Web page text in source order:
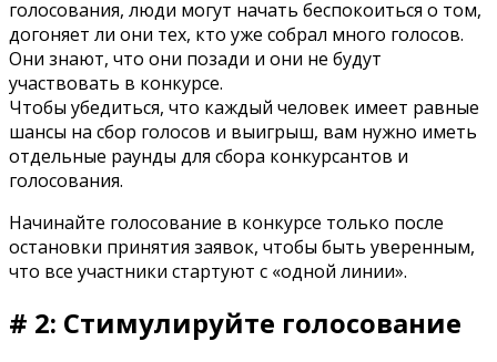
голосования, люди могут начать беспокоиться о том,
догоняет ли они тех, кто уже собрал много голосов.
Они знают, что они позади и они не будут
участвовать в конкурсе.
Чтобы убедиться, что каждый человек имеет равные
шансы на сбор голосов и выигрыш, вам нужно иметь
отдельные раунды для сбора конкурсантов и
голосования.
Начинайте голосование в конкурсе только после
остановки принятия заявок, чтобы быть уверенным,
что все участники стартуют с «одной линии».
# 2: Стимулируйте голосование